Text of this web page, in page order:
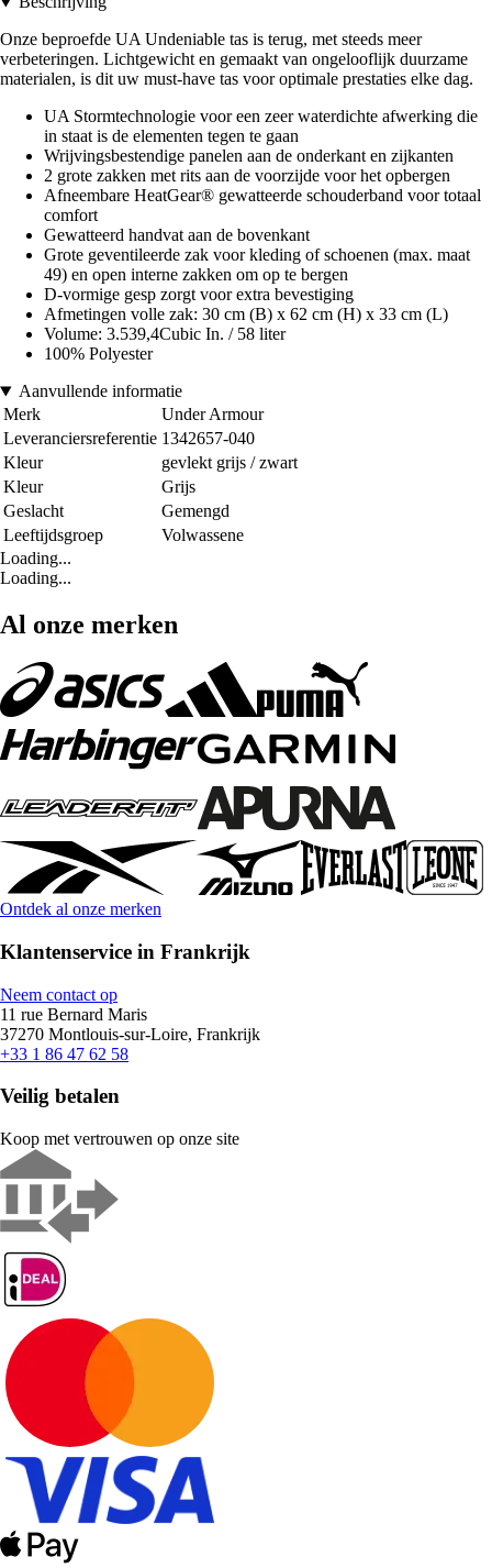
Onze beproefde UA Undeniable tas is terug, met steeds meer
verbeteringen. Lichtgewicht en gemaakt van ongelooflijk duurzame
materialen, is dit uw must-have tas voor optimale prestaties elke dag.
UA Stormtechnologie voor een zeer waterdichte afwerking die
in staat is de elementen tegen te gaan
Wrijvingsbestendige panelen aan de onderkant en zijkanten
2 grote zakken met rits aan de voorzijde voor het opbergen
Afneembare HeatGear® gewatteerde schouderband voor totaal
comfort
Gewatteerd handvat aan de bovenkant
Grote geventileerde zak voor kleding of schoenen (max. maat
49) en open interne zakken om op te bergen
D-vormige gesp zorgt voor extra bevestiging
Afmetingen volle zak: 30 cm (B) x 62 cm (H) x 33 cm (L)
Volume: 3.539,4Cubic In. / 58 liter
100% Polyester
Aanvullende informatie
Merk
Under Armour
Leveranciersreferentie 1342657-040
Kleur
gevlekt grijs / zwart
Kleur
Grijs
Geslacht
Gemengd
Leeftijdsgroep
Volwassene
Loading...
Loading...
Al onze merken
Ontdek al onze merken
Klantenservice in Frankrijk
Neem contact op
11 rue Bernard Maris
37270 Montlouis-sur-Loire, Frankrijk
+33 1 86 47 62 58
Veilig betalen
Koop met vertrouwen op onze site